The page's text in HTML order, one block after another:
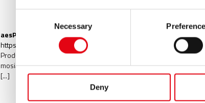
Necessary
Deny
aesPRES UNIKO
https://www.racmet.com/pl-ww/aespres-uniko-v1.aspx
Produkty > Złączki zaciskowe > aesPRES UNIKO aesPRES UNIKO
mosiądzu/brązuaesPRES UNIKO tosystemprasowania
[...]